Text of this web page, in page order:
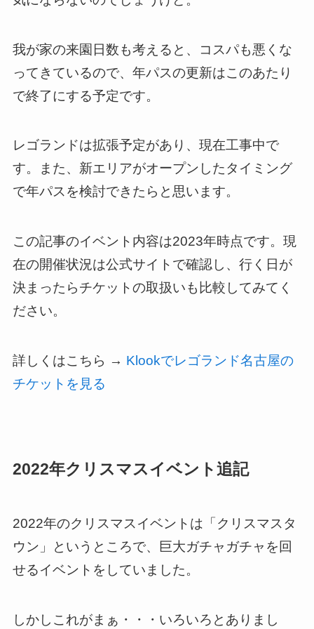
我が家の来園日数も考えると、コスパも悪くな
ってきているので、年パスの更新はこのあたり
で終了にする予定です。
レゴランドは拡張予定があり、現在工事中で
す。また、新エリアがオープンしたタイミング
で年パスを検討できたらと思います。
この記事のイベント内容は2023年時点です。現
在の開催状況は公式サイトで確認し、行く日が
決まったらチケットの取扱いも比較してみてく
ださい。
詳しくはこちら → Klookでレゴランド名古屋の
チケットを見る
2022年クリスマスイベント追記
2022年のクリスマスイベントは「クリスマスタ
ウン」というところで、巨大ガチャガチャを回
せるイベントをしていました。
しかしこれがまぁ・・・いろいろとありまし